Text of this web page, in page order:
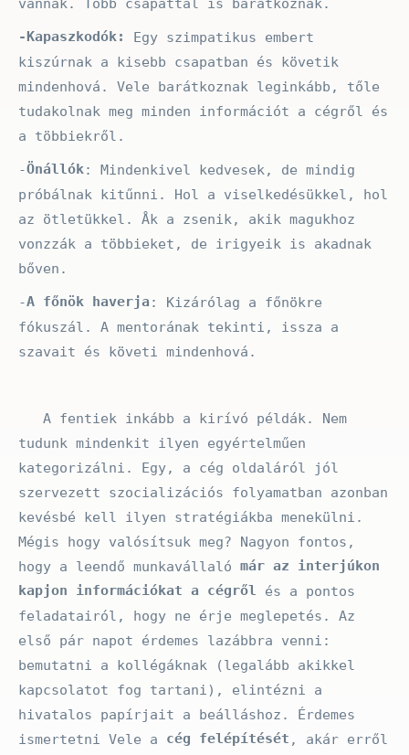
vannak. Több csapattal is barátkoznak.
-Kapaszkodók:
Egy szimpatikus embert
kiszúrnak a kisebb csapatban és követik
mindenhová. Vele barátkoznak leginkább, tőle
tudakolnak meg minden információt a cégről és
a többiekről.
-Önállók: Mindenkivel kedvesek, de mindig
próbálnak kitűnni. Hol a viselkedésükkel, hol
az ötletükkel. Åk a zsenik, akik magukhoz
vonzzák a többieket, de irigyeik is akadnak
bőven.
-A főnök haverja : Kizárólag a főnökre
fókuszál. A mentorának tekinti, issza a
szavait és követi mindenhová.
A fentiek inkább a kirívó példák. Nem
tudunk mindenkit ilyen egyértelműen
kategorizálni. Egy, a cég oldaláról jól
szervezett szocializációs folyamatban azonban
kevésbé kell ilyen stratégiákba menekülni.
Mégis hogy valósítsuk meg? Nagyon fontos,
hogy a leendő munkavállaló már az interjúkon
kapjon információkat a cégről és a pontos
feladatairól, hogy ne érje meglepetés. Az
első pár napot érdemes lazábbra venni:
bemutatni a kollégáknak (legalább akikkel
kapcsolatot fog tartani), elintézni a
hivatalos papírjait a beálláshoz. Érdemes
ismertetni Vele a cég felépítését , akár erről